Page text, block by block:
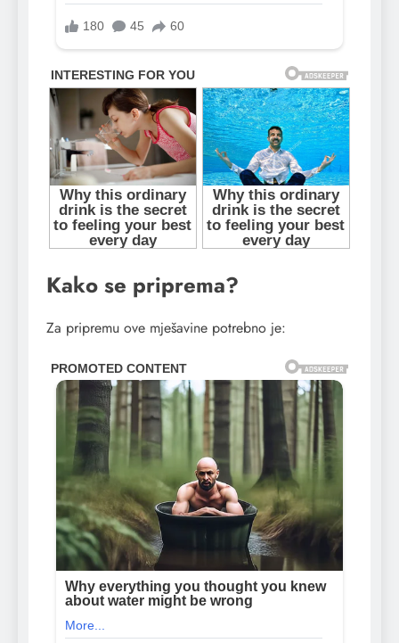
Kako se priprema?
Za pripremu ove mješavine potrebno je: